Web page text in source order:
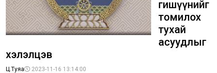
гишүүнийг
томилох
тухай
асуудлыг
хэлэлцэв
Ц.Туяа 2023-11-16 13:14:00